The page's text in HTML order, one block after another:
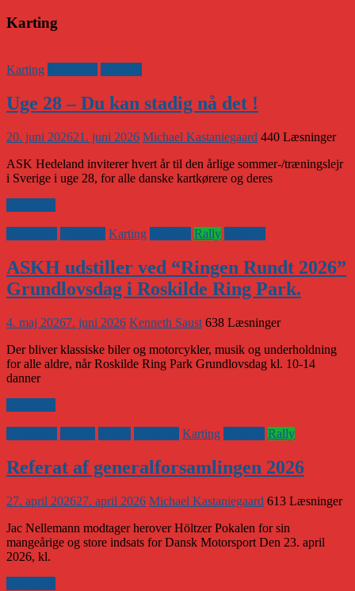
Karting
Karting
Uge 28 – Du kan stadig nå det !
20. juni 202621. juni 2026 Michael Kastaniegaard 440 Læsninger
ASK Hedeland inviterer hvert år til den årlige sommer-/træningslejr
i Sverige i uge 28, for alle danske kartkørere og deres
Karting Rally
ASKH udstiller ved “Ringen Rundt 2026”
Grundlovsdag i Roskilde Ring Park.
4. maj 20267. juni 2026 Kenneth Saust 638 Læsninger
Der bliver klassiske biler og motorcykler, musik og underholdning
for alle aldre, når Roskilde Ring Park Grundlovsdag kl. 10-14
danner
Karting Rally
Referat af generalforsamlingen 2026
27. april 202627. april 2026 Michael Kastaniegaard 613 Læsninger
Jac Nellemann modtager herover Höltzer Pokalen for sin
mangeårige og store indsats for Dansk Motorsport Den 23. april
2026, kl.